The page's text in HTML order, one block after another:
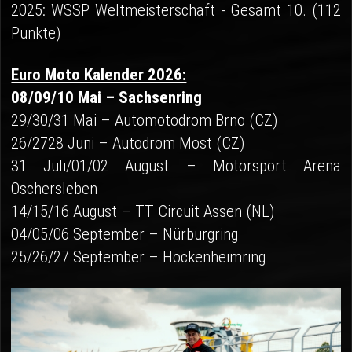
2025: WSSP Weltmeisterschaft - Gesamt 10. (112
Punkte)
Euro Moto Kalender 2026:
08/09/10 Mai – Sachsenring
29/30/31 Mai – Automotodrom Brno (CZ)
26/2728 Juni – Autodrom Most (CZ)
31 Juli/01/02 August – Motorsport Arena
Oschersleben
14/15/16 August – TT Circuit Assen (NL)
04/05/06 September – Nürburgring
25/26/27 September – Hockenheimring